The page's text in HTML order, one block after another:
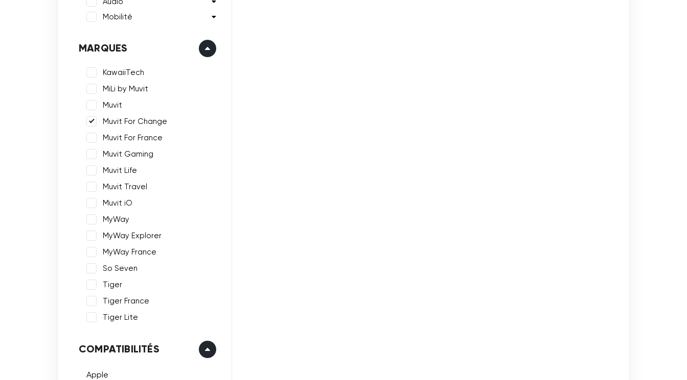
Mobilité
MARQUES
KawaiiTech
MiLi by Muvit
Muvit
Muvit For Change
Muvit For France
Muvit Gaming
Muvit Life
Muvit Travel
Muvit iO
MyWay
MyWay Explorer
MyWay France
So Seven
Tiger
Tiger France
Tiger Lite
COMPATIBILITÉS
Apple